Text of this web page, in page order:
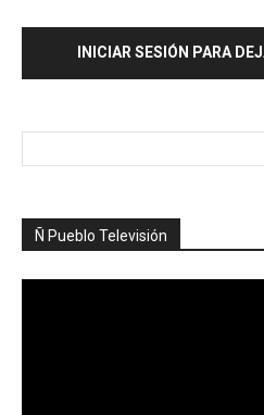
INICIAR SESIÓN PARA
Ñ Pueblo Televisión